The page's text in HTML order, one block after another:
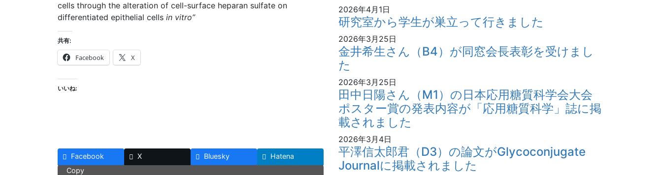
cells through the alteration of cell-surface heparan sulfate on
differentiated epithelial cells in vitro”
共有:
Facebook X
いいね:
Facebook X Bluesky
Hatena
Copy
2026年4月1日
研究室から学生が巣立って行きました
2026年3月25日
金井希生さん（B4）が同窓会長表彰を受けまし
た
2026年3月25日
田中日陽さん（M1）の日本応用糖質科学会大会
ポスター賞の発表内容が「応用糖質科学」誌に掲
載されました
2026年3月4日
平澤信太郎君（D3）の論文がGlycoconjugate
Journalに掲載されました